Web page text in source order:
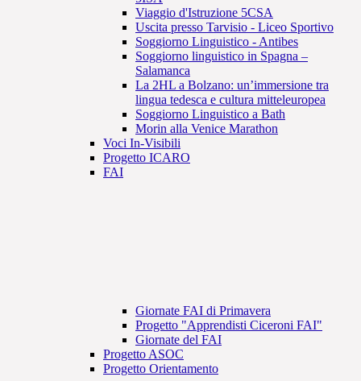
Viaggio d'Istruzione 5CSA
Uscita presso Tarvisio - Liceo Sportivo
Soggiorno Linguistico - Antibes
Soggiorno linguistico in Spagna –
Salamanca
La 2HL a Bolzano: un’immersione tra
lingua tedesca e cultura mitteleuropea
Soggiorno Linguistico a Bath
Morin alla Venice Marathon
Voci In-Visibili
Progetto ICARO
FAI
Giornate FAI di Primavera
Progetto "Apprendisti Ciceroni FAI"
Giornate del FAI
Progetto ASOC
Progetto Orientamento